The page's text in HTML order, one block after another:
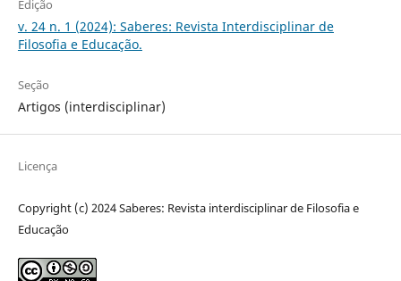
Edição
v. 24 n. 1 (2024): Saberes: Revista Interdisciplinar de
Filosofia e Educação.
Seção
Artigos (interdisciplinar)
Licença
Copyright (c) 2024 Saberes: Revista interdisciplinar de Filosofia e
Educação